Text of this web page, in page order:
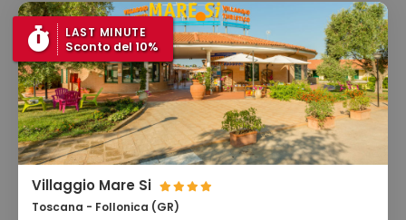
LAST MINUTE
Sconto del 10%
Villaggio Mare Si
Toscana - Follonica (GR)